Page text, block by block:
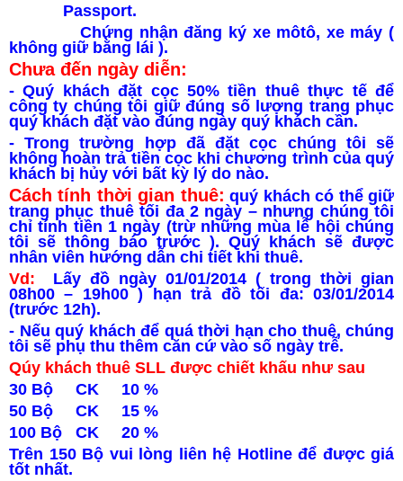
Passport.
Chứng nhận đăng ký xe môtô, xe máy (
không giữ bằng lái ).
Chưa đến ngày diễn:
- Quý khách đặt cọc 50% tiền thuê thực tế để
công ty chúng tôi giữ đúng số lượng trang phục
quý khách đặt vào đúng ngày quý khách cần.
- Trong trường hợp đã đặt cọc chúng tôi sẽ
không hoàn trả tiền cọc khi chương trình của quý
khách bị hủy với bất kỳ lý do nào.
Cách tính thời gian thuê: quý khách có thể giữ
trang phục thuê tối đa 2 ngày – nhưng chúng tôi
chỉ tính tiền 1 ngày (trừ những mùa lễ hội chúng
tôi sẽ thông báo trước ). Quý khách sẽ được
nhân viên hướng dẫn chi tiết khi thuê.
Vd: Lấy đồ ngày 01/01/2014 ( trong thời gian
08h00 – 19h00 ) hạn trả đồ tối đa: 03/01/2014
(trước 12h).
- Nếu quý khách để quá thời hạn cho thuê, chúng
tôi sẽ phụ thu thêm căn cứ vào số ngày trễ.
Qúy khách thuê SLL được chiết khấu như sau
30 Bộ CK 10 %
50 Bộ CK 15 %
100 Bộ CK 20 %
Trên 150 Bộ vui lòng liên hệ Hotline để được giá
tốt nhất.